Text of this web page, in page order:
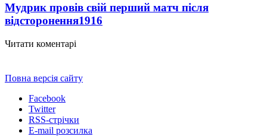
Мудрик провів свій перший матч після
відсторонення1916
Читати коментарі
Повна версія сайту
Facebook
Twitter
RSS-стрічки
E-mail розсилка